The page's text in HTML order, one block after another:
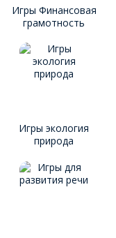
Игры Финансовая
грамотность
Игры экология
природа